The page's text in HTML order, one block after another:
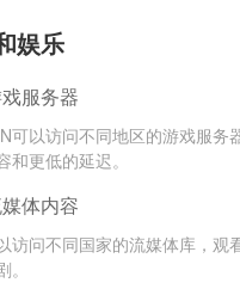
娱乐
服务器
可以访问不同地区的游戏服务
和更低的延迟。
体内容
访问不同国家的流媒体库，观